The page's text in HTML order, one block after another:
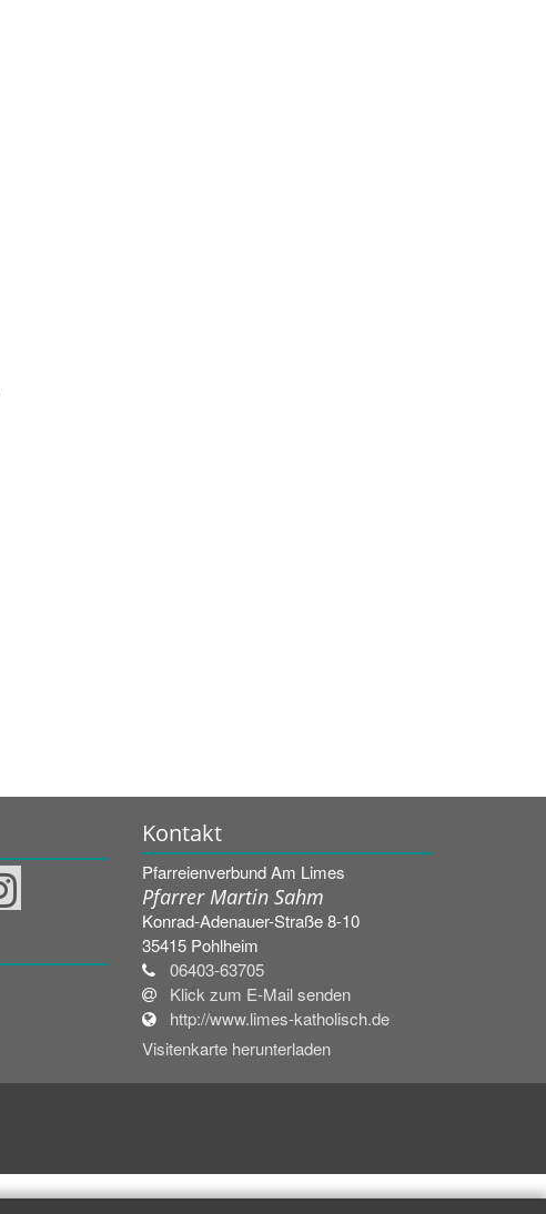
Kontakt
Pfarreienverbund Am Limes
Pfarrer Martin Sahm
Konrad-Adenauer-Straße 8-10
35415 Pohlheim
06403-63705
Klick zum E-Mail senden
http://www.limes-katholisch.de
Visitenkarte herunterladen